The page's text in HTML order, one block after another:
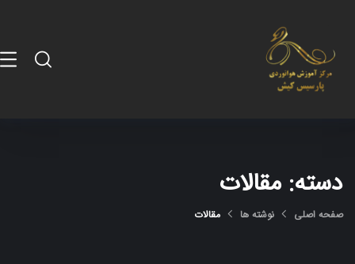
دسته: مقالات
صفحه اصلی نوشته ها مقالات